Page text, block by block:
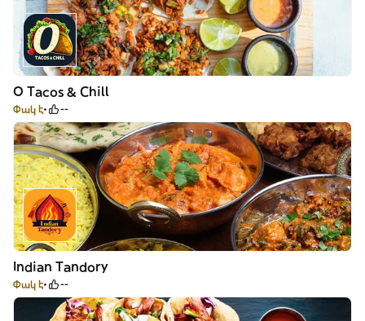
O Tacos & Chill
Փակ է --
Indian Tandory
Փակ է --